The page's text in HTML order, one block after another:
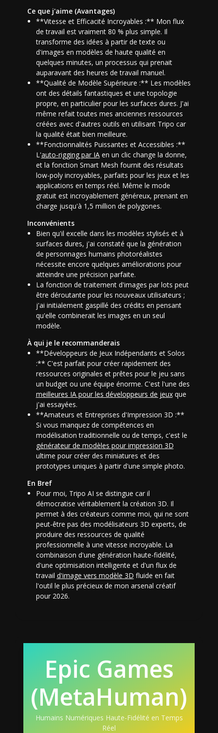
Ce que j'aime (Avantages)
**Vitesse et Efficacité Incroyables :** Mon flux
de travail est vraiment 80 % plus simple. Il
transforme des idées à partir de texte ou
d'images en modèles de haute qualité en
quelques minutes, un processus qui prenait
auparavant des heures de travail manuel.
**Qualité de Modèle Supérieure :** Les modèles
ont des détails fantastiques et une topologie
propre, en particulier pour les surfaces dures. J'ai
même refait toutes mes anciennes ressources
créées avec d'autres outils en utilisant Tripo car
la qualité était bien meilleure.
**Fonctionnalités Puissantes et Accessibles :**
L'auto-rigging par IAen un clic change la donne,
et la fonction Smart Mesh fournit des résultats
low-poly incroyables, parfaits pour les jeux et les
applications en temps réel. Même le mode
gratuit est incroyablement généreux, prenant en
charge jusqu'à 1,5 million de polygones.
Inconvénients
Bien qu'il excelle dans les modèles stylisés et à
surfaces dures, j'ai constaté que la génération
de personnages humains photoréalistes
nécessite encore quelques améliorations pour
atteindre une précision parfaite.
La fonction de traitement d'images par lots peut
être déroutante pour les nouveaux utilisateurs ;
j'ai initialement gaspillé des crédits en pensant
qu'elle combinerait les images en un seul
modèle.
À qui je le recommanderais
**Développeurs de Jeux Indépendants et Solos
:** C'est parfait pour créer rapidement des
ressources originales et prêtes pour le jeu sans
un budget ou une équipe énorme. C'est l'une des
meilleures IA pour les développeurs de jeuxque
j'ai essayées.
**Amateurs et Entreprises d'Impression 3D :**
Si vous manquez de compétences en
modélisation traditionnelle ou de temps, c'est le
générateur de modèles pour impression 3D
ultime pour créer des miniatures et des
prototypes uniques à partir d'une simple photo.
En Bref
Pour moi, Tripo AI se distingue car il
démocratise véritablement la création 3D. Il
permet à des créateurs comme moi, qui ne sont
peut-être pas des modélisateurs 3D experts, de
produire des ressources de qualité
professionnelle à une vitesse incroyable. La
combinaison d'une génération haute-fidélité,
d'une optimisation intelligente et d'un flux de
travail d'image vers modèle 3D fluide en fait
l'outil le plus précieux de mon arsenal créatif
pour 2026.
Epic Games
(MetaHuman)
Humains Numériques Haute-Fidélité en Temps
Réel